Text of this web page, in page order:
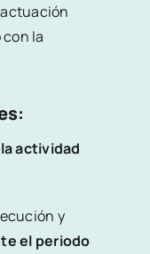
la
actividad
y
el periodo